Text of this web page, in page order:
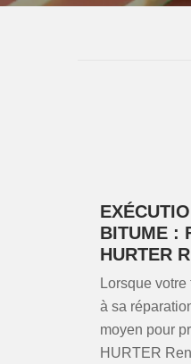
BITUME :
HURTER
Lorsque
à sa
moyen pour
HURTER